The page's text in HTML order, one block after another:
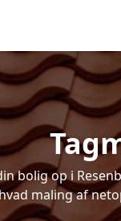
bolig op i
maling af